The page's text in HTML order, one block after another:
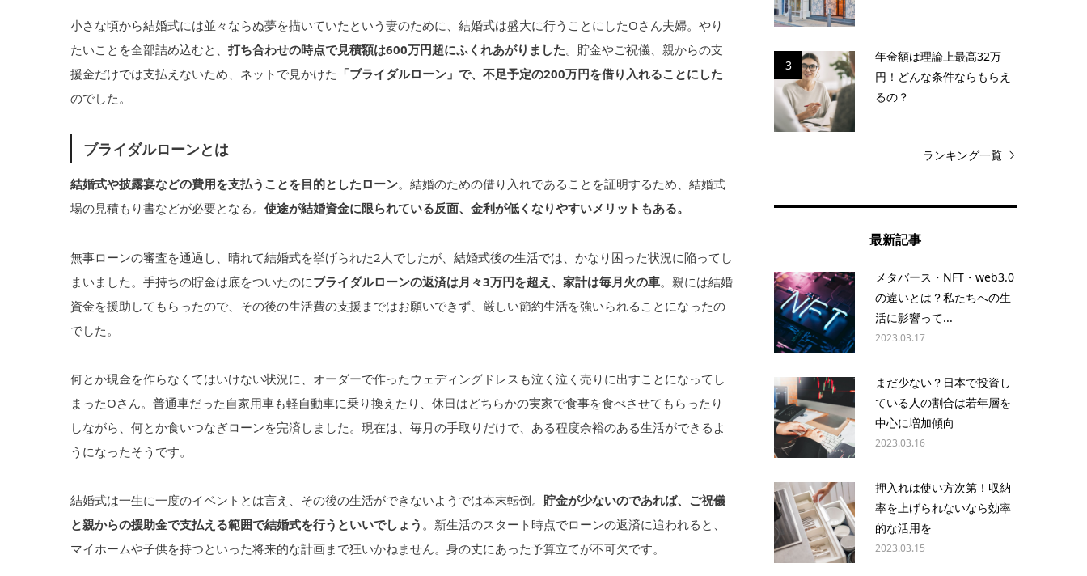
小さな頃から結婚式には並々ならぬ夢を描いていたという妻のために、結婚式は盛大に行うことにしたOさん夫婦。やり
たいことを全部詰め込むと、 打ち合わせの時点で見積額は600万円超にふくれあがりました。貯金やご祝儀、親からの支
援金だけでは支払えないため、ネットで見かけた 「ブライダルローン」で、不足予定の200万円を借り入れることにした
のでした。
ブライダルローンとは
結婚式や披露宴などの費用を支払うことを目的としたローン。結婚のための借り入れであることを証明するため、結婚式
場の見積もり書などが必要となる。 使途が結婚資金に限られている反面、金利が低くなりやすいメリットもある。
無事ローンの審査を通過し、晴れて結婚式を挙げられた2人でしたが、結婚式後の生活では、かなり困った状況に陥ってし
まいました。手持ちの貯金は底をついたのにブライダルローンの返済は月々3万円を超え、家計は毎月火の車。親には結婚
資金を援助してもらったので、その後の生活費の支援まではお願いできず、厳しい節約生活を強いられることになったの
でした。
何とか現金を作らなくてはいけない状況に、オーダーで作ったウェディングドレスも泣く泣く売りに出すことになってし
まったOさん。普通車だった自家用車も軽自動車に乗り換えたり、休日はどちらかの実家で食事を食べさせてもらったり
しながら、何とか食いつなぎローンを完済しました。現在は、毎月の手取りだけで、ある程度余裕のある生活ができるよ
うになったそうです。
結婚式は一生に一度のイベントとは言え、その後の生活ができないようでは本末転倒。 貯金が少ないのであれば、ご祝儀
と親からの援助金で支払える範囲で結婚式を行うといいでしょう 。新生活のスタート時点でローンの返済に追われると、
マイホームや子供を持つといった将来的な計画まで狂いかねません。身の丈にあった予算立てが不可欠です。
3
年金額は理論上最高32万
円！どんな条件ならもらえ
るの？
ランキング一覧
最新記事
メタバース・NFT・web3.0
の違いとは？私たちへの生
活に影響って...
2023.03.17
まだ少ない？日本で投資し
ている人の割合は若年層を
中心に増加傾向
2023.03.16
押入れは使い方次第！収納
率を上げられないなら効率
的な活用を
2023.03.15